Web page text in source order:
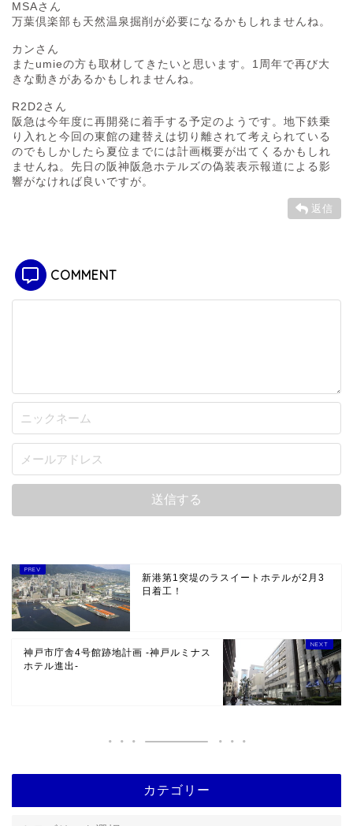
MSAさん
万葉倶楽部も天然温泉掘削が必要になるかもしれませんね。
カンさん
またumieの方も取材してきたいと思います。1周年で再び大
きな動きがあるかもしれませんね。
R2D2さん
阪急は今年度に再開発に着手する予定のようです。地下鉄乗
り入れと今回の東館の建替えは切り離されて考えられている
のでもしかしたら夏位までには計画概要が出てくるかもしれ
ませんね。先日の阪神阪急ホテルズの偽装表示報道による影
響がなければ良いですが。
返信
COMMENT
新港第1突堤のラスイートホテルが2月3
日着工！
神戸市庁舎4号館跡地計画 -神戸ルミナス
ホテル進出-
カテゴリー